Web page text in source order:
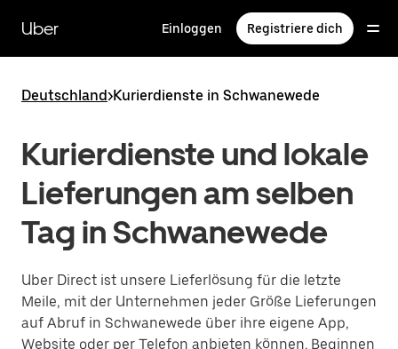
zum
Hauptinhalt
Uber Einloggen Registriere dich
Deutschland>Kurierdienste in Schwanewede
Kurierdienste und lokale
Lieferungen am selben
Tag in Schwanewede
Uber Direct ist unsere Lieferlösung für die letzte
Meile, mit der Unternehmen jeder Größe Lieferungen
auf Abruf in Schwanewede über ihre eigene App,
Website oder per Telefon anbieten können. Beginnen